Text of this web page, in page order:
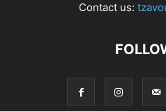
Contact us: